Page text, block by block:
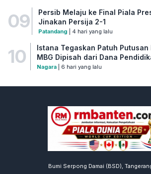
09
Persib Melaju ke Final Piala
Jinakan Persija 2-1
Patandang | 4 hari yang lalu
10
Istana Tegaskan Patuh Putusan
MBG Dipisah dari Dana
Nagara| 6 hari yang lalu
Bumi Serpong Damai (BSD),